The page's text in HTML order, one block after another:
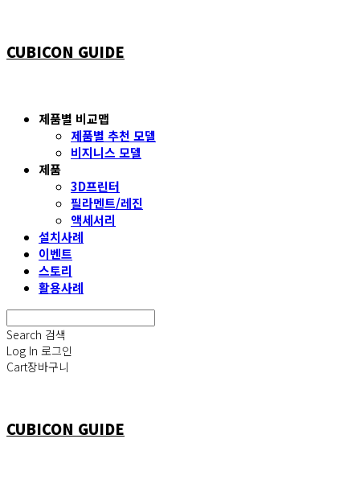
CUBICON GUIDE
제품별 비교맵
제품별 추천 모델
비지니스 모델
제품
3D프린터
필라멘트/레진
액세서리
설치사례
이벤트
스토리
활용사례
Search 검색
Log In 로그인
Cart장바구니
CUBICON GUIDE